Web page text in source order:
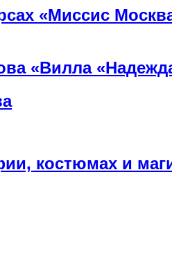
«Миссис
«Вилла
костюмах и